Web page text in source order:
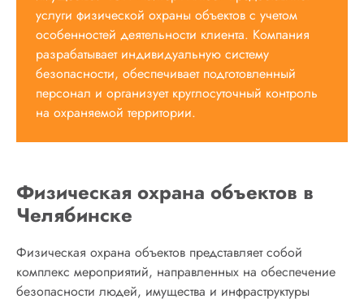
услуги физической охраны объектов с учетом
особенностей деятельности клиента. Компания
разрабатывает индивидуальную систему
безопасности, обеспечивает подготовленный
персонал и организует круглосуточный контроль
на охраняемой территории.
Физическая охрана объектов в
Челябинске
Физическая охрана объектов представляет собой
комплекс мероприятий, направленных на обеспечение
безопасности людей, имущества и инфраструктуры